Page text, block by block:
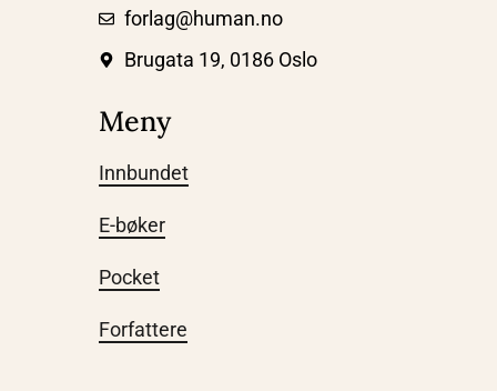
forlag@human.no
Brugata 19, 0186 Oslo
Meny
Innbundet
E-bøker
Pocket
Forfattere